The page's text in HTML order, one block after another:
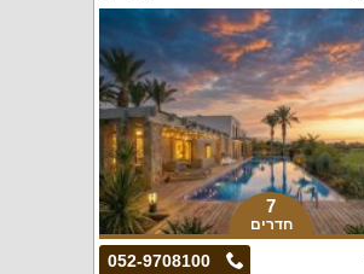
7
חדרים
052-9708100